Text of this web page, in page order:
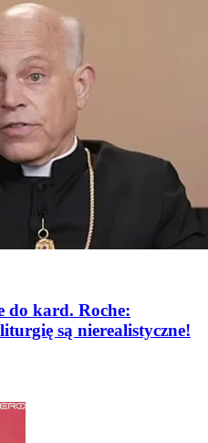
do kard. Roche:
są nierealistyczne!